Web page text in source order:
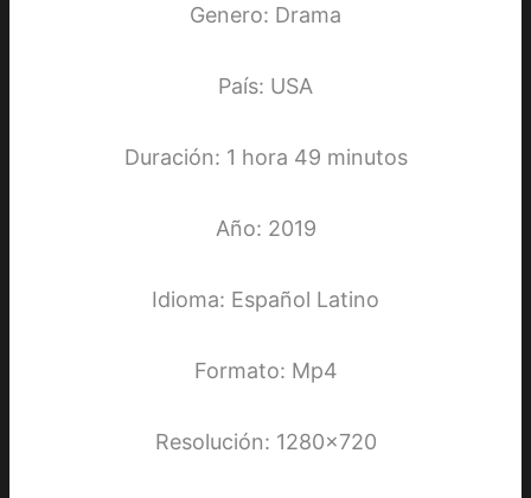
Genero: Drama
País: USA
Duración: 1 hora 49 minutos
Año: 2019
Idioma: Español Latino
Formato: Mp4
Resolución: 1280×720